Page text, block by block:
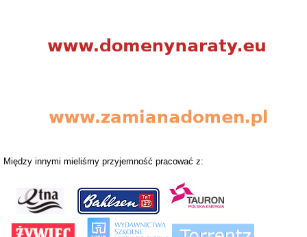
Między innymi mieliśmy przyjemność pracować z: